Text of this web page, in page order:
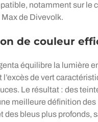
notamment sur le
de Divevolk.
de couleur
équilibre la lumière
de vert
Le résultat : des
meilleure définition des
des bleus plus profonds,